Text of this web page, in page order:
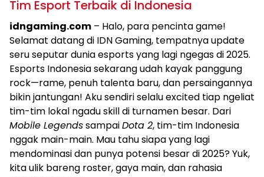
Tim Esport Terbaik di Indonesia
idngaming.com – Halo, para pencinta game!
Selamat datang di IDN Gaming, tempatnya update
seru seputar dunia esports yang lagi ngegas di 2025.
Esports Indonesia sekarang udah kayak panggung
rock—rame, penuh talenta baru, dan persaingannya
bikin jantungan! Aku sendiri selalu excited tiap ngeliat
tim-tim lokal ngadu skill di turnamen besar. Dari
Mobile LegendssampaiDota 2, tim-tim Indonesia
nggak main-main. Mau tahu siapa yang lagi
mendominasi dan punya potensi besar di 2025? Yuk,
kita ulik bareng roster, gaya main, dan rahasia